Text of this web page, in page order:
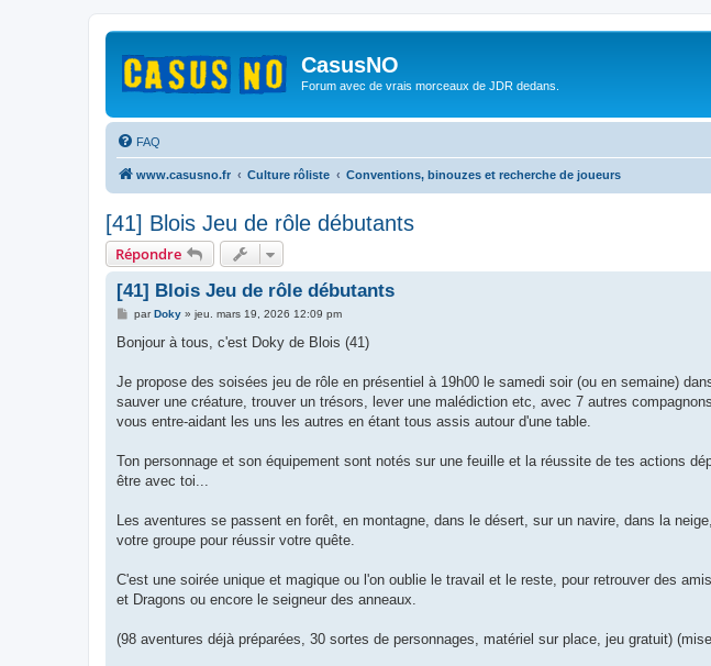
CasusNO
Forum avec de vrais morceaux de JDR dedans.
FAQ
www.casusno.fr Culture rôliste Conventions, binouzes et recherche de joueurs
[41] Blois Jeu de rôle débutants
Répondre
[41] Blois Jeu de rôle débutants
M
s
g
parDoky» jeu. mars 19, 2026 12:09 pm
Bonjour à tous, c'est Doky de Blois (41)
Je propose des soisées jeu de rôle en présentiel à 19h00 le samedi soir (ou en semaine)
sauver une créature, trouver un trésors, lever une malédiction etc, avec 7 autres
vous entre-aidant les uns les autres en étant tous assis autour d'une table.
Ton personnage et son équipement sont notés sur une feuille et la réussite de tes actions
être avec toi...
Les aventures se passent en forêt, en montagne, dans le désert, sur un navire, dans la
votre groupe pour réussir votre quête.
C'est une soirée unique et magique ou l'on oublie le travail et le reste, pour retrouver des
et Dragons ou encore le seigneur des anneaux.
(98 aventures déjà préparées, 30 sortes de personnages, matériel sur place, jeu gratuit)